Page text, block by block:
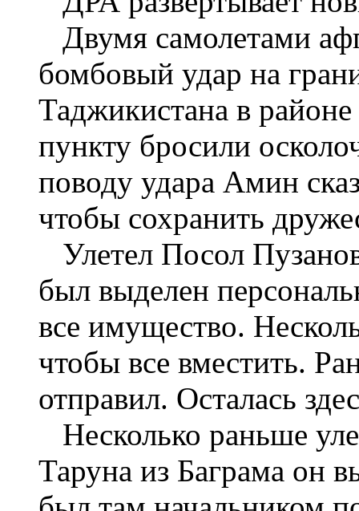
Двумя самолетами
бомбовый удар на
Таджикистана в
пункту бросили
поводу удара Амин
чтобы сохранить
Улетел Посол
был выделен
все имущество.
чтобы все вместить.
отправил. Осталась
Несколько раньше
Таруна из Баграма он